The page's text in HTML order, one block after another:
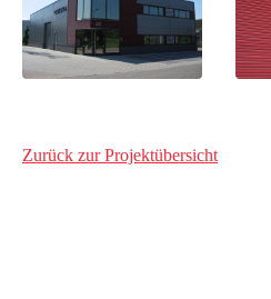
Zurück zur Projektübersicht